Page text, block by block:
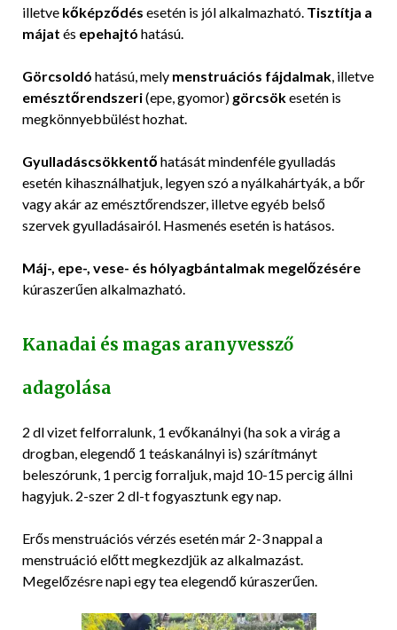
illetve kőképződés esetén is jól alkalmazható. Tisztítja a
májat és epehajtó hatású.
Görcsoldó hatású, mely menstruációs fájdalmak, illetve
emésztőrendszeri(epe, gyomor) görcsökesetén is
megkönnyebbülést hozhat.
Gyulladáscsökkentő hatását mindenféle gyulladás
esetén kihasználhatjuk, legyen szó a nyálkahártyák, a bőr
vagy akár az emésztőrendszer, illetve egyéb belső
szervek gyulladásairól. Hasmenés esetén is hatásos.
Máj-, epe-, vese- és hólyagbántalmak megelőzésére
kúraszerűen alkalmazható.
Kanadai és magas aranyvessző
adagolása
2 dl vizet felforralunk, 1 evőkanálnyi (ha sok a virág a
drogban, elegendő 1 teáskanálnyi is) szárítmányt
beleszórunk, 1 percig forraljuk, majd 10-15 percig állni
hagyjuk. 2-szer 2 dl-t fogyasztunk egy nap.
Erős menstruációs vérzés esetén már 2-3 nappal a
menstruáció előtt megkezdjük az alkalmazást.
Megelőzésre napi egy tea elegendő kúraszerűen.